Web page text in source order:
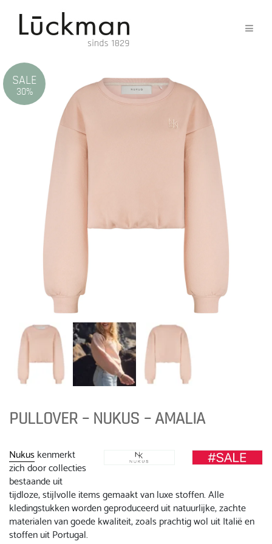
SALE
30%
PULLOVER – NUKUS – AMALIA
Nukuskenmerkt
zich door collecties
bestaande uit
tijdloze, stijlvolle items gemaakt van luxe stoffen. Alle
kledingstukken worden geproduceerd uit natuurlijke, zachte
materialen van goede kwaliteit, zoals prachtig wol uit Italië en
stoffen uit Portugal.